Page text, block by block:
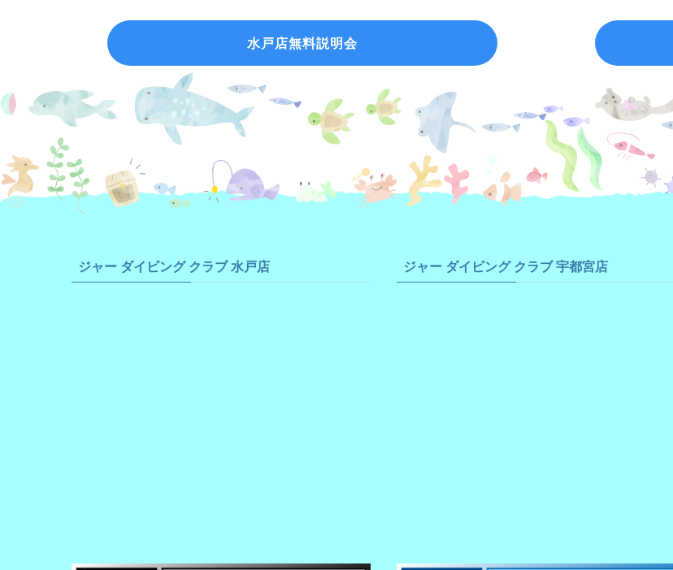
水戸店無料説明会
ジャー ダイビング クラブ 水戸店 ジャー ダイビング クラブ 宇都宮店